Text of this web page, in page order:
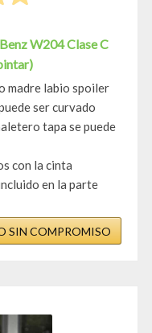
W204 Clase C
madre labio spoiler
ser curvado
tapa se puede
con la cinta
en la parte
SIN COMPROMISO